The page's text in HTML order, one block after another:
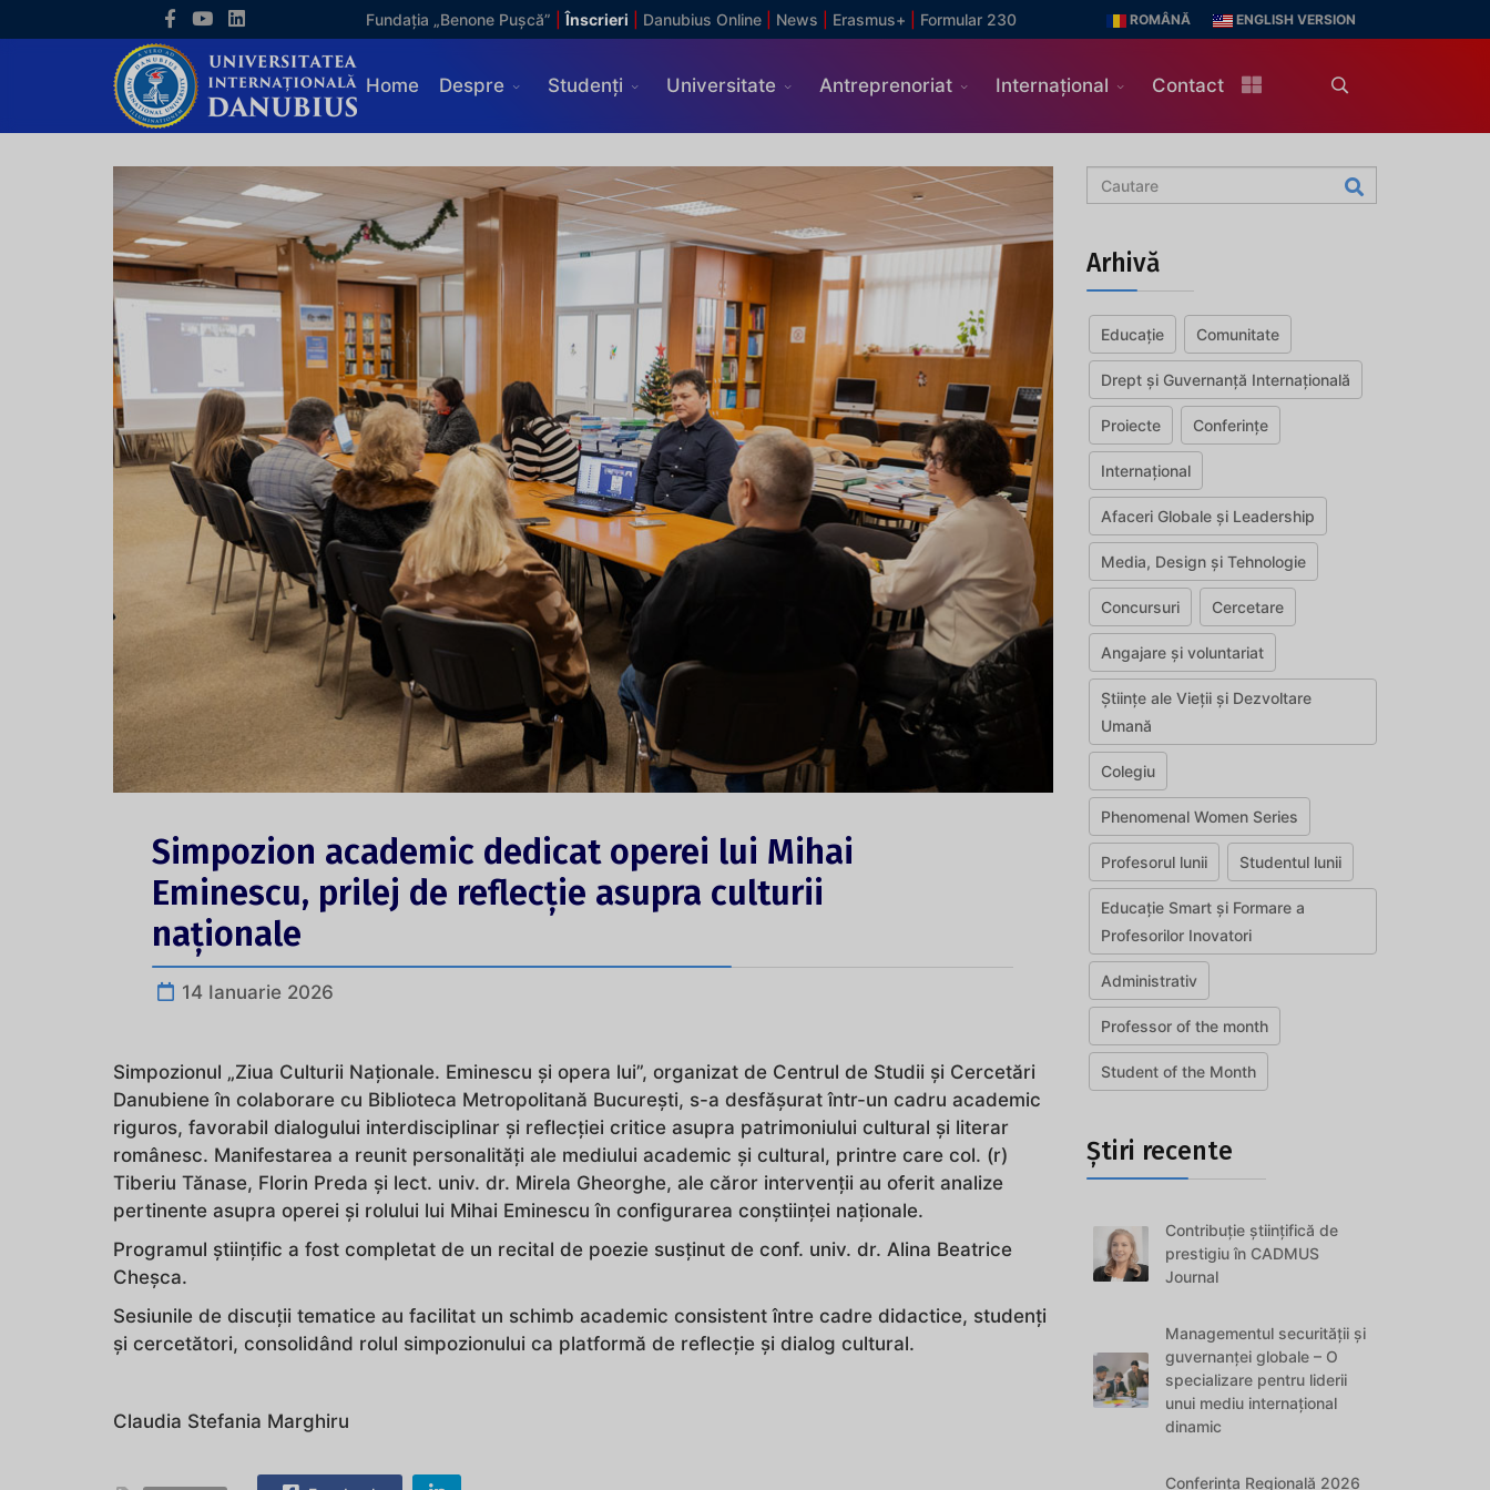
Fundația „Benone Pușcă” Înscrieri Danubius Online News Erasmus+ Formular 230 ROMÂNĂ ENGLISH VERSION
Home Despre Studenți Universitate Antreprenoriat Internațional Contact
Simpozion academic dedicat operei lui Mihai
Eminescu, prilej de reflecție asupra culturii
naționale
14 Ianuarie 2026
Simpozionul „Ziua Culturii Naționale. Eminescu și opera lui”, organizat de Centrul de Studii și Cercetări
Danubiene în colaborare cu Biblioteca Metropolitană București, s-a desfășurat într-un cadru academic
riguros, favorabil dialogului interdisciplinar și reflecției critice asupra patrimoniului cultural și literar
românesc. Manifestarea a reunit personalități ale mediului academic și cultural, printre care col. (r)
Tiberiu Tănase, Florin Preda și lect. univ. dr. Mirela Gheorghe, ale căror intervenții au oferit analize
pertinente asupra operei și rolului lui Mihai Eminescu în configurarea conștiinței naționale.
Programul științific a fost completat de un recital de poezie susținut de conf. univ. dr. Alina Beatrice
Cheșca.
Sesiunile de discuții tematice au facilitat un schimb academic consistent între cadre didactice, studenți
și cercetători, consolidând rolul simpozionului ca platformă de reflecție și dialog cultural.
Claudia Stefania Marghiru
Arhivă
Educație Comunitate
Drept și Guvernanță Internațională
Proiecte Conferințe
Internațional
Afaceri Globale și Leadership
Media, Design și Tehnologie
Concursuri Cercetare
Angajare și voluntariat
Științe ale Vieții și Dezvoltare
Umană
Colegiu
Phenomenal Women Series
Profesorul lunii Studentul lunii
Educație Smart și Formare a
Profesorilor Inovatori
Administrativ
Professor of the month
Student of the Month
Știri recente
Contribuție științifică de
prestigiu în CADMUS
Journal
Managementul securității și
guvernanței globale – O
specializare pentru liderii
unui mediu internațional
dinamic
Conferința Regională 2026